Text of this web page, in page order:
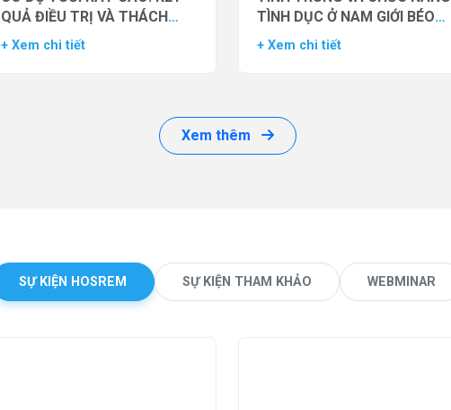
QUẢ ĐIỀU TRỊ VÀ THÁCH
THỨC LÂM SÀNG
+ Xem chi tiết
TÌNH DỤC Ở NAM GIỚI BÉO
PHÌ BẰNG THUỐC ĐỒNG VẬN
+ Xem chi tiết
Xem thêm
SỰ KIỆN HOSREM SỰ KIỆN THAM KHẢO WEBMINAR